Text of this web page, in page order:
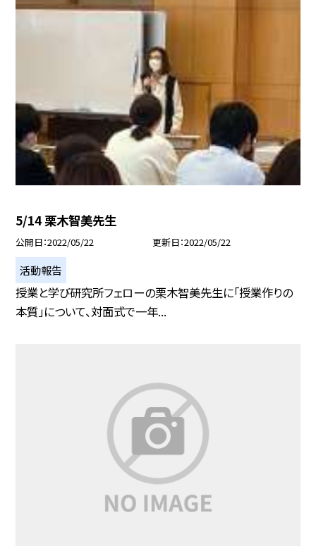
5/14 栗木智美先生
公開日 2022/05/22 更新日 2022/05/22
活動報告
授業と学び研究所フェローの栗木智美先生に「授業作りの
本質」について、対面式で一年...